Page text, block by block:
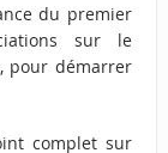
du premier
sur le
pour démarrer
complet sur